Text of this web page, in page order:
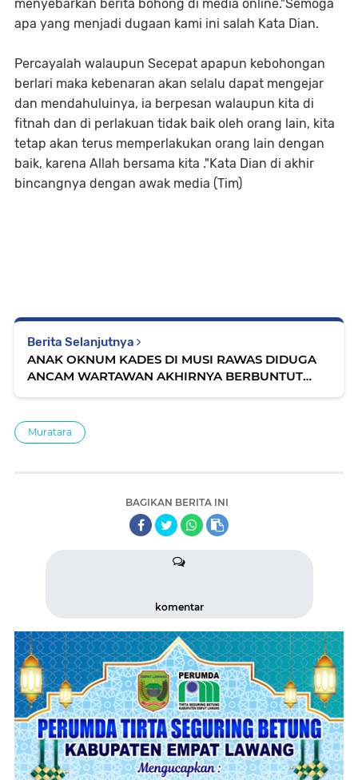
menyebarkan berita bohong di media online."Semoga
apa yang menjadi dugaan kami ini salah Kata Dian.
Percayalah walaupun Secepat apapun kebohongan
berlari maka kebenaran akan selalu dapat mengejar
dan mendahuluinya, ia berpesan walaupun kita di
fitnah dan di perlakuan tidak baik oleh orang lain, kita
tetap akan terus memperlakukan orang lain dengan
baik, karena Allah bersama kita ."Kata Dian di akhir
bincangnya dengan awak media (Tim)
Berita Selanjutnya
ANAK OKNUM KADES DI MUSI RAWAS DIDUGA
ANCAM WARTAWAN AKHIRNYA BERBUNTUT
Muratara
BAGIKAN BERITA INI
komentar